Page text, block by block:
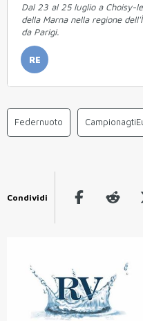
Dal 23 al 25 luglio a Choisy-
della Marna nella regione
da Parigi.
RE
Federnuoto
Condividi